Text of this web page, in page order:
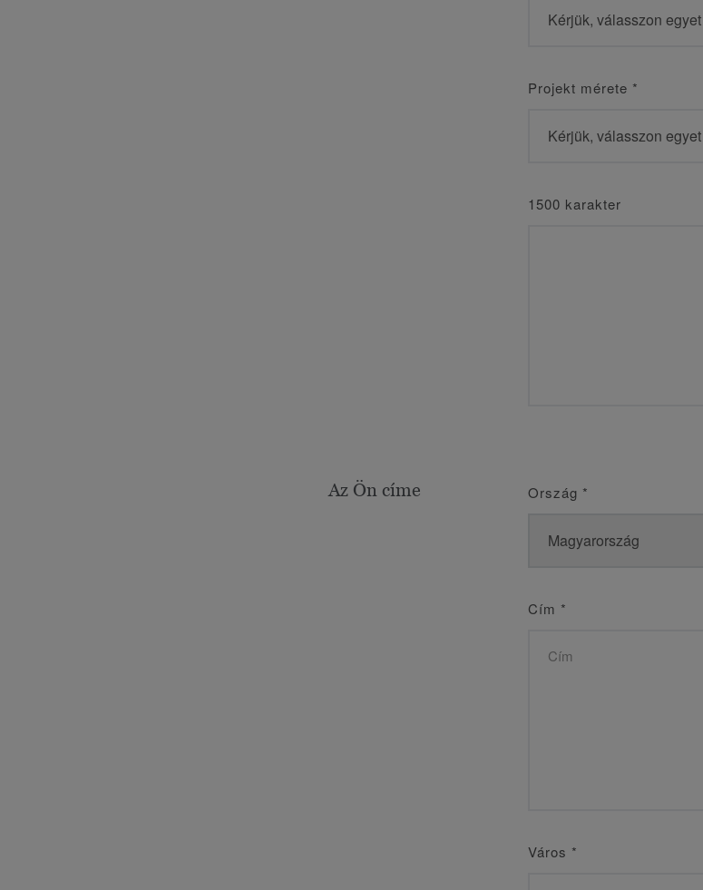
Projekt mérete *
1500 karakter
Az Ön címe Ország *
Cím *
Város *